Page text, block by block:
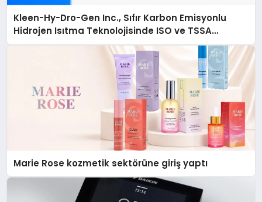
Kleen-Hy-Dro-Gen Inc., Sıfır Karbon Emisyonlu
Hidrojen Isıtma Teknolojisinde ISO ve TSSA
Düzenleyici Onaylarını Aldı
Marie Rose kozmetik sektörüne giriş yaptı